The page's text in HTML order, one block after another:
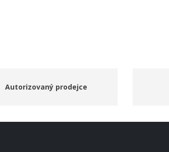
Autorizovaný prodejce